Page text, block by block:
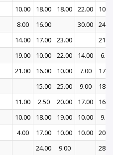
10.00 18.00 18.00 22.00
8.00 16.00 30.00
14.00 17.00 23.00
19.00 10.00 22.00 14.00
6.00
21.00 16.00 10.00 7.00
15.00 25.00 9.00
11.00 2.50 20.00 17.00
10.00 18.00 19.00 10.00
9.00
4.00 17.00 10.00 10.00
24.00 9.00